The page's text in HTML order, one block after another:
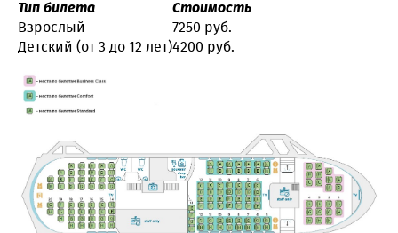
Тип билета
Стоимость
Взрослый
7250 руб.
Детский (от 3 до 12 лет)4200 руб.